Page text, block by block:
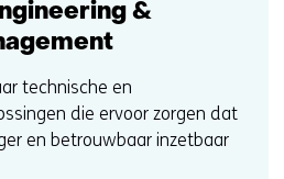
&
technische en
die ervoor zorgen dat
en betrouwbaar inzetbaar